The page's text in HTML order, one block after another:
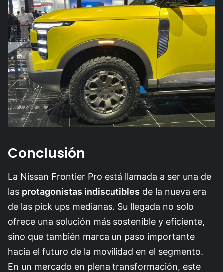
Conclusión
La Nissan Frontier Pro está llamada a ser una de
las protagonistas indiscutibles de la nueva era
de las pick ups medianas. Su llegada no solo
ofrece una solución más sostenible y eficiente,
sino que también marca un paso importante
hacia el futuro de la movilidad en el segmento.
En un mercado en plena transformación, este